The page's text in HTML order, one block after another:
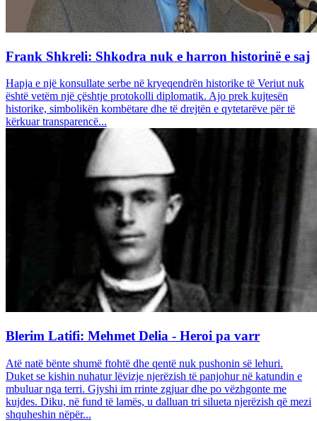
Frank Shkreli: Shkodra nuk e harron historinë e saj
Hapja e një konsullate serbe në kryeqendrën historike të Veriut nuk
është vetëm një çështje protokolli diplomatik. Ajo prek kujtesën
historike, simbolikën kombëtare dhe të drejtën e qytetarëve për të
kërkuar transparencë...
Blerim Latifi: Mehmet Delia - Heroi pa varr
Atë natë bënte shumë ftohtë dhe qentë nuk pushonin së lehuri.
Duket se kishin nuhatur lëvizje njerëzish të panjohur në katundin e
mbuluar nga terri. Gjyshi im rrinte zgjuar dhe po vëzhgonte me
kujdes. Diku, në fund të lamës, u dalluan tri silueta njerëzish që mezi
shquheshin nëpër...